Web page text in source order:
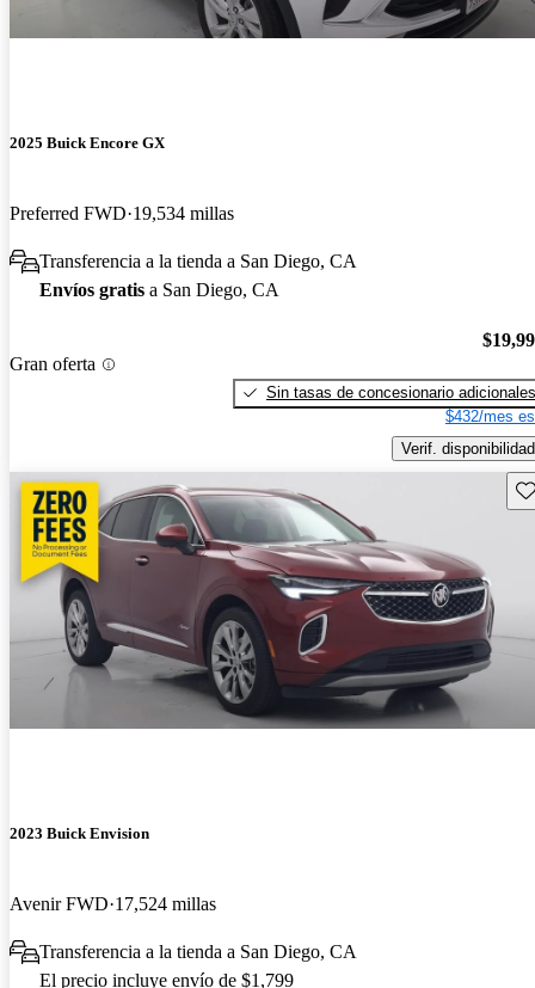
2025 Buick Encore GX
Preferred FWD 19,534 millas
Transferencia a la tienda a San Diego, CA
Envíos gratis a San Diego, CA
Gran oferta
Sin tasas de concesionario adicionales
$432/mes
Verif. disponibilidad
2023 Buick Envision
Avenir FWD 17,524 millas
Transferencia a la tienda a San Diego, CA
El precio incluye envío de $1,799